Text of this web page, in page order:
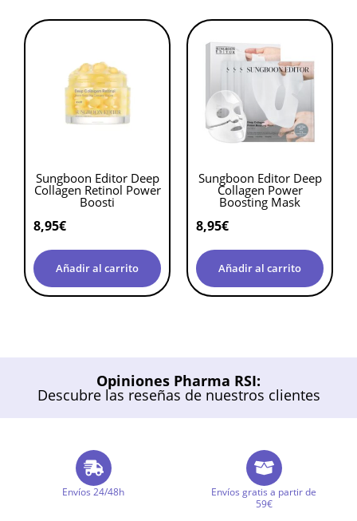
Sungboon Editor Deep
Collagen Retinol Power
Boosti
8,95€
Añadir al carrito
Sungboon Editor Deep
Collagen Power
Boosting Mask
8,95€
Añadir al carrito
Opiniones Pharma RSI:
Descubre las reseñas de nuestros clientes
Envíos 24/48h
Envíos gratis a partir de
59€